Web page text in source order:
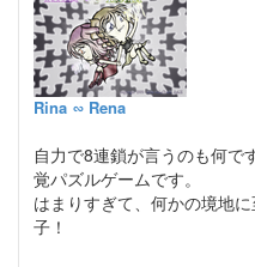
Rina ∽ Rena
自力で8連鎖が言うのも何で
覚パズルゲームです。
はまりすぎて、何かの境地
子！